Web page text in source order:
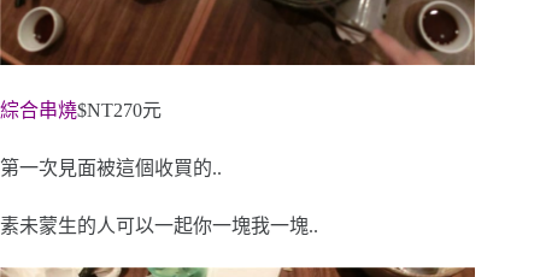
綜合串燒$NT270元
第一次見面被這個收買的..
素未蒙生的人可以一起你一塊我一塊..